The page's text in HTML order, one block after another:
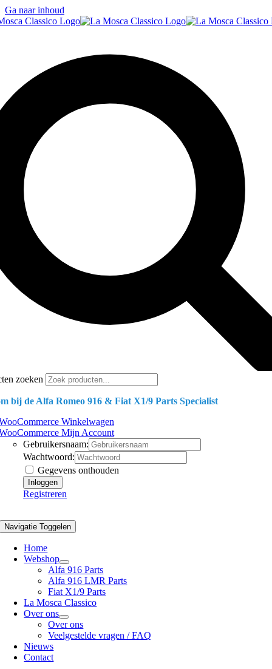
Ga naar inhoud
zoeken
bij de Alfa Romeo 916 & Fiat X1/9 Parts Specialist
Winkelwagen
Mijn Account
Gebruikersnaam:
Wachtwoord:
Gegevens onthouden
Registreren
Navigatie Toggelen
Home
Webshop
Alfa 916 Parts
Alfa 916 LMR Parts
Fiat X1/9 Parts
La Mosca Classico
Over ons
Over ons
Veelgestelde vragen / FAQ
Nieuws
Contact